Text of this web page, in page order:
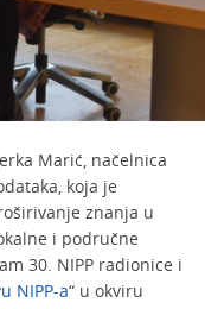
Marić, načelnica
koja je
znanja u
i područne
30. NIPP radionice i
NIPP-a“ u okviru